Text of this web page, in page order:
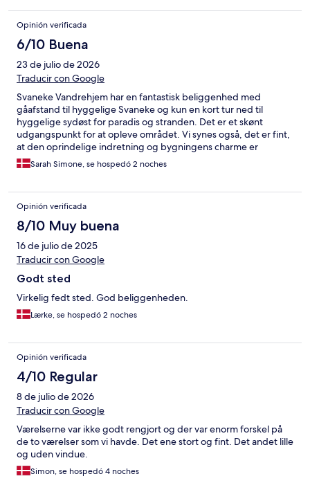
Opinión verificada
6/10 Buena
23 de julio de 2026
Traducir con Google
Svaneke Vandrehjem har en fantastisk beliggenhed med
gåafstand til hyggelige Svaneke og kun en kort tur ned til
hyggelige sydøst for paradis og stranden. Det er et skønt
udgangspunkt for at opleve området. Vi synes også, det er fint,
at den oprindelige indretning og bygningens charme er
bevaret. Til gengæld savnede vi lidt mere hygge og atmosfære,
både på værelserne og i fællesområderne. Der skal egentlig
og varmt. Med få enkle greb kunne oplevelsen løftes rigtig
meget.
Sarah Simone, se hospedó 2 noches
Opinión verificada
8/10 Muy buena
16 de julio de 2025
Traducir con Google
Godt sted
Virkelig fedt sted. God beliggenheden.
Lærke, se hospedó 2 noches
Opinión verificada
4/10 Regular
8 de julio de 2026
Traducir con Google
Værelserne var ikke godt rengjort og der var enorm forskel på
de to værelser som vi havde. Det ene stort og fint. Det andet lille
og uden vindue.
Simon, se hospedó 4 noches